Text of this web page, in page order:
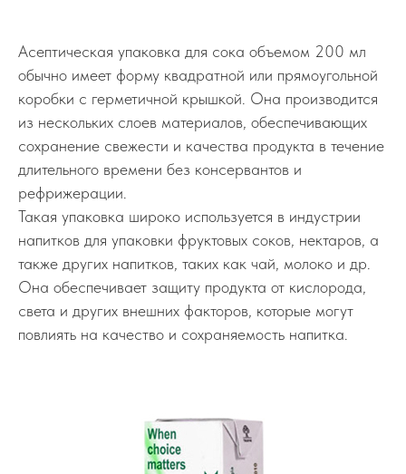
Асептическая упаковка для сока объемом 200 мл
обычно имеет форму квадратной или прямоугольной
коробки с герметичной крышкой. Она производится
из нескольких слоев материалов, обеспечивающих
сохранение свежести и качества продукта в течение
длительного времени без консервантов и
рефрижерации.
Такая упаковка широко используется в индустрии
напитков для упаковки фруктовых соков, нектаров, а
также других напитков, таких как чай, молоко и др.
Она обеспечивает защиту продукта от кислорода,
света и других внешних факторов, которые могут
повлиять на качество и сохраняемость напитка.